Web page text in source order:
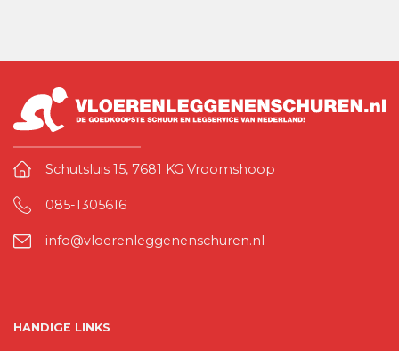
Schutsluis 15, 7681 KG Vroomshoop
085-1305616
info@vloerenleggenenschuren.nl
HANDIGE LINKS